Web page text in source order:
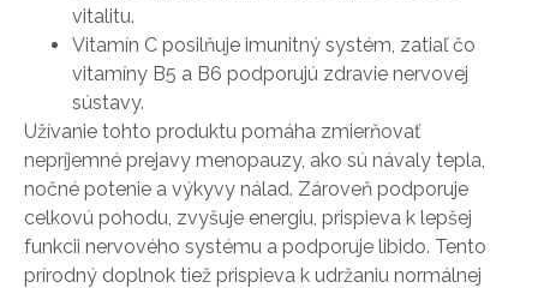
vitalitu.
Vitamín C posilňuje imunitný systém, zatiaľ čo
vitamíny B5 a B6 podporujú zdravie nervovej
sústavy.
Užívanie tohto produktu pomáha zmierňovať
nepríjemné prejavy menopauzy, ako sú návaly tepla,
nočné potenie a výkyvy nálad. Zároveň podporuje
celkovú pohodu, zvyšuje energiu, prispieva k lepšej
funkcii nervového systému a podporuje libido. Tento
prírodný doplnok tiež prispieva k udržaniu normálnej